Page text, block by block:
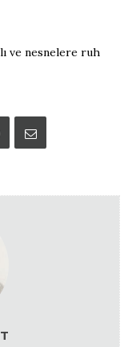
ve nesnelere ruh